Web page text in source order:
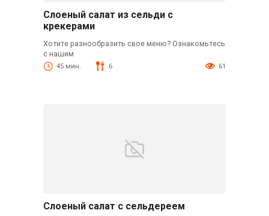
Слоеный салат из сельди с
крекерами
Хотите разнообразить свое меню? Ознакомьтесь
с нашим
45 мин. 6 61
Слоеный салат с сельдереем